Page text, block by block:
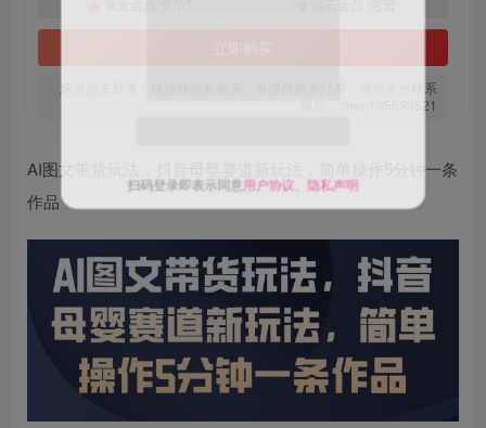
您当前未登录！建议登陆后购买，可保存购买订单。微信支付联系
微信：chen185599521
AI图文带货玩法，抖音母婴赛道新玩法，简单操作5分钟一条
作品
扫码登录即表示同意用户协议、 隐私声明